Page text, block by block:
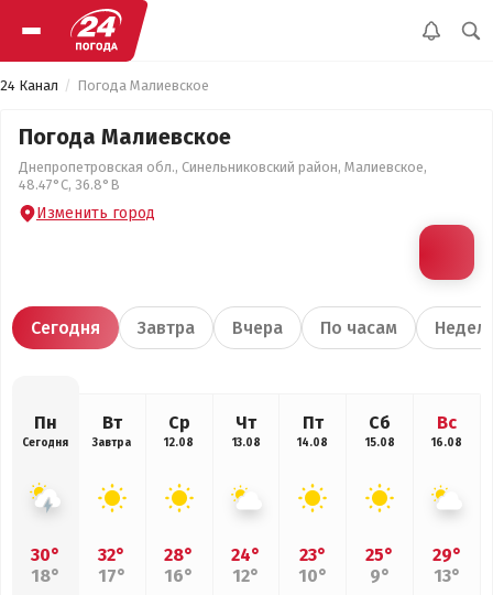
24 Канал Погода Малиевское
Погода Малиевское
Днепропетровская обл., Синельниковский район, Малиевское,
48.47°С, 36.8°В
Изменить город
Сегодня Завтра Вчера По часам
Пн
Сегодня
30°
18°
Вт
Завтра
32°
17°
Ср
12.08
28°
16°
Чт
13.08
24°
12°
Пт
14.08
23°
10°
Сб
15.08
25°
9°
Вс
16.08
29°
13°